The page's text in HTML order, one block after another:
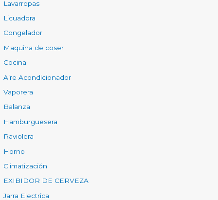
Lavarropas
Licuadora
Congelador
Maquina de coser
Cocina
Aire Acondicionador
Vaporera
Balanza
Hamburguesera
Raviolera
Horno
Climatización
EXIBIDOR DE CERVEZA
Jarra Electrica